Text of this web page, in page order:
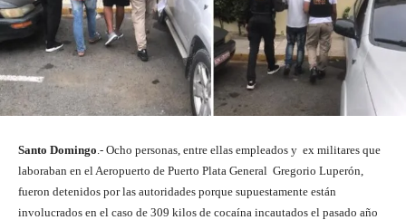
Santo Domingo .- Ocho personas, entre ellas empleados y ex militares que
laboraban en el Aeropuerto de Puerto Plata General Gregorio Luperón,
fueron detenidos por las autoridades porque supuestamente están
involucrados en el caso de 309 kilos de cocaína incautados el pasado año